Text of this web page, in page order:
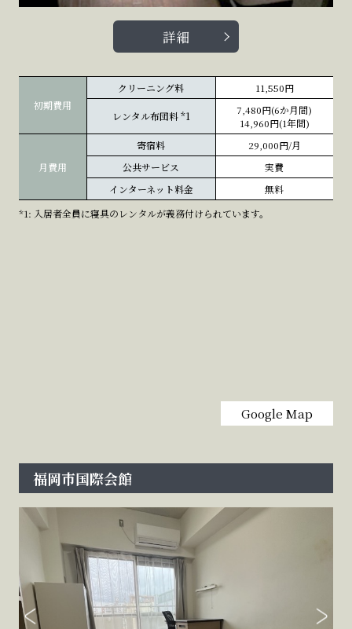
詳細
初期費用
クリーニング料 11,550円
レンタル布団料*1
7,480円(6か月間)
14,960円(1年間)
月費用
寄宿料
29,000円/月
公共サービス
実費
インターネット料金
無料
*1: 入居者全員に寝具のレンタルが義務付けられています。
Google Map
福岡市国際会館